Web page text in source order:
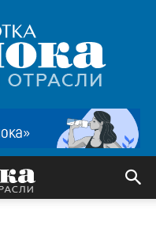
Переработка
молока
|
Новости